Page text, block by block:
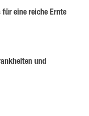
für eine reiche Ernte
und